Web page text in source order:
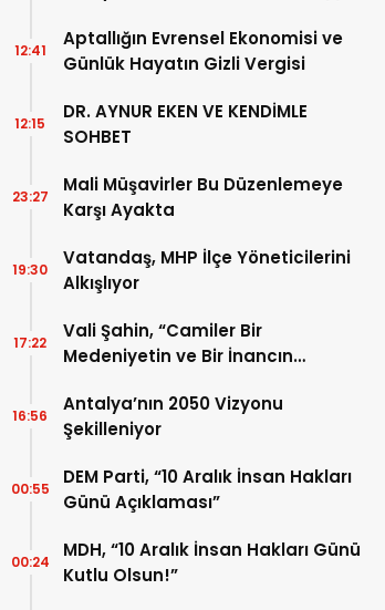
Aptallığın Evrensel Ekonomisi ve
Günlük Hayatın Gizli Vergisi
12:41
DR. AYNUR EKEN VE KENDİMLE
SOHBET
12:15
Mali Müşavirler Bu Düzenlemeye
Karşı Ayakta
23:27
Vatandaş, MHP İlçe Yöneticilerini
Alkışlıyor
19:30
Vali Şahin, “Camiler Bir
Medeniyetin ve Bir İnancın
17:22
Antalya’nın 2050 Vizyonu
Şekilleniyor
16:56
DEM Parti, “10 Aralık İnsan Hakları
Günü Açıklaması”
00:55
MDH, “10 Aralık İnsan Hakları Günü
Kutlu Olsun!”
00:24